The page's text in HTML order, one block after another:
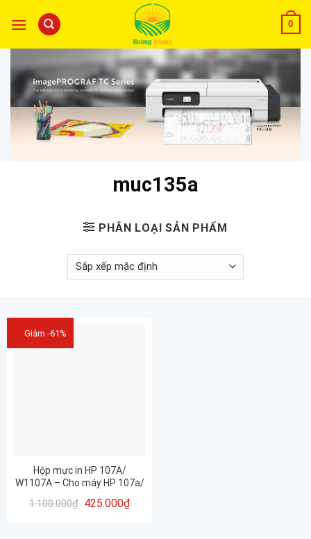
0
muc135a
PHÂN LOẠI SẢN PHẨM
Giảm -61%
Hộp mực in HP 107A/
W1107A – Cho máy HP 107a/
1.100.000₫ 425.000₫